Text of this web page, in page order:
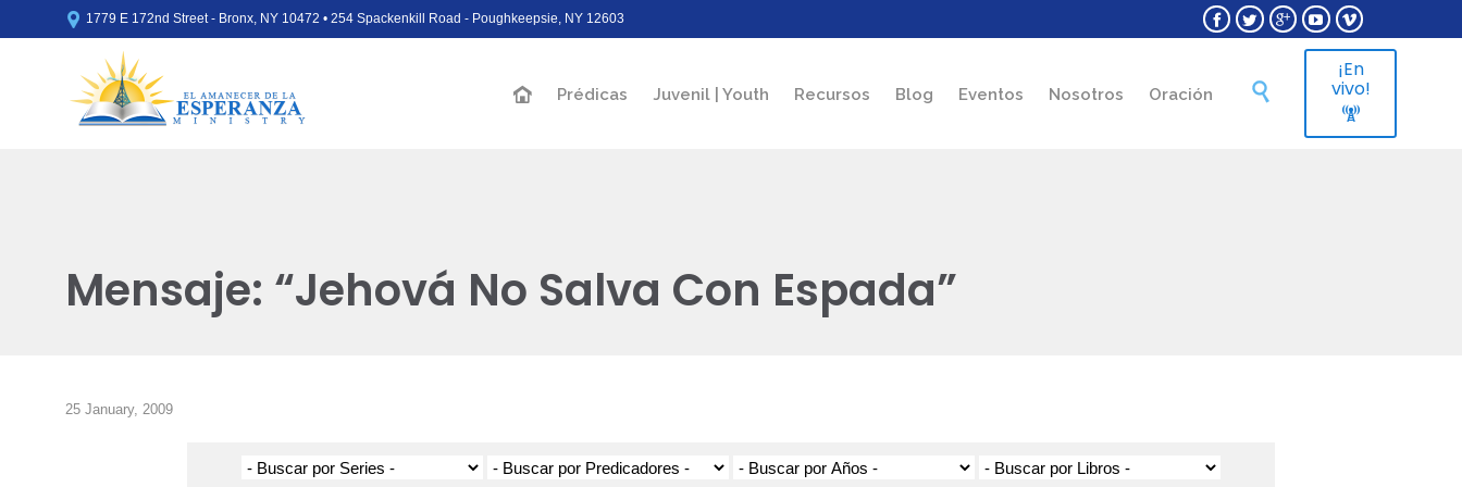
 1779 E 172nd Street - Bronx, NY 10472 • 254 Spackenkill Road - Poughkeepsie, NY 12603     
Skip
Prédicas Juvenil | Youth Recursos Blog Eventos Nosotros Oración 
¡En
vivo!

Mensaje: “Jehová No Salva Con Espada”
25 January, 2009